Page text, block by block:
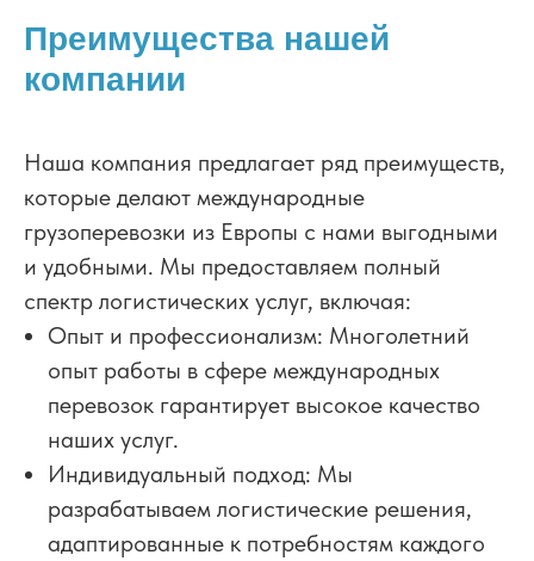
Преимущества нашей
компании
Наша компания предлагает ряд преимуществ,
которые делают международные
грузоперевозки из Европы с нами выгодными
и удобными. Мы предоставляем полный
спектр логистических услуг, включая:
Опыт и профессионализм: Многолетний
опыт работы в сфере международных
перевозок гарантирует высокое качество
наших услуг.
Индивидуальный подход: Мы
разрабатываем логистические решения,
адаптированные к потребностям каждого